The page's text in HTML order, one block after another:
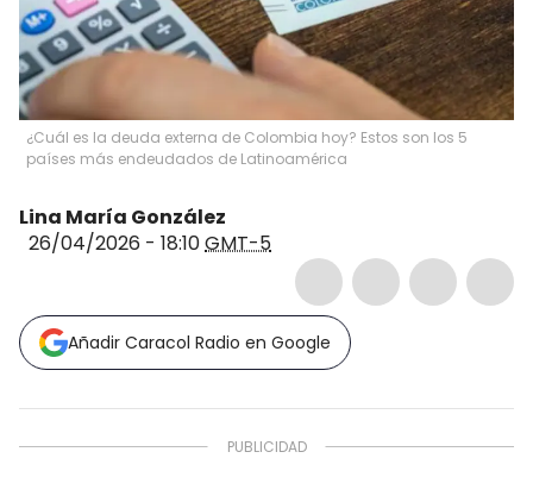
¿Cuál es la deuda externa de Colombia hoy? Estos son los 5
países más endeudados de Latinoamérica
Lina María González
26/04/2026 - 18:10GMT-5
Añadir Caracol Radio en Google